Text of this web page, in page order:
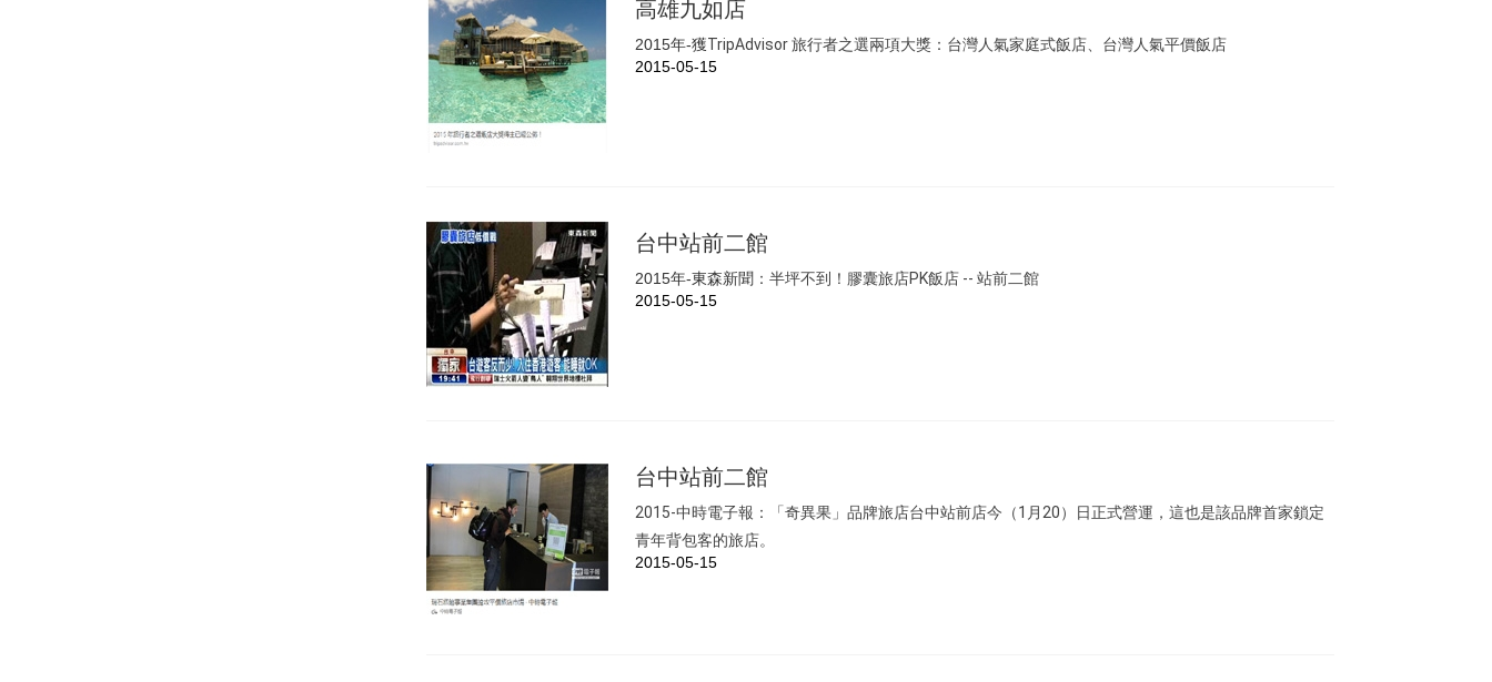
高雄九如店
2015年-獲TripAdvisor 旅行者之選兩項大獎： 台灣人氣家庭式飯店、台灣人氣平價飯店
2015-05-15
台中站前二館
2015年-東森新聞 ：半坪不到！膠囊旅店PK飯店 -- 站前二館
2015-05-15
台中站前二館
2015-中時電子報：「奇異果」品牌旅店台中站前店今（1月20）日正式營運，這也是該品牌首家鎖定
青年背包客的旅店。
2015-05-15